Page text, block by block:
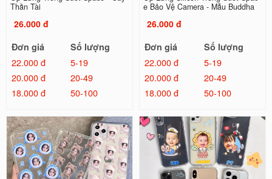
Thần Tài
26.000 đ
Đơn giá
Số lượng
22.000 đ
5-19
20.000 đ
20-49
18.000 đ
50-100
e Bảo Vệ Camera - Mẫu Buddha
26.000 đ
Đơn giá
Số lượng
22.000 đ
5-19
20.000 đ
20-49
18.000 đ
50-100